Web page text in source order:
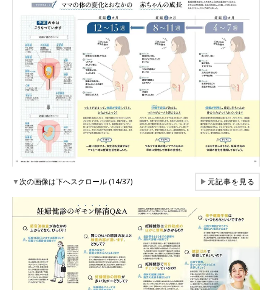
▼次の画像は下へスクロール (14/37) ▶元記事を見る